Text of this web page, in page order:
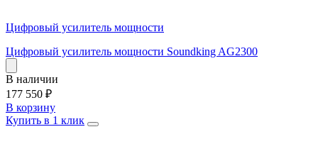
Цифровый усилитель мощности
Цифровый усилитель мощности Soundking AG2300
В наличии
177 550 ₽
В корзину
Купить в 1 клик